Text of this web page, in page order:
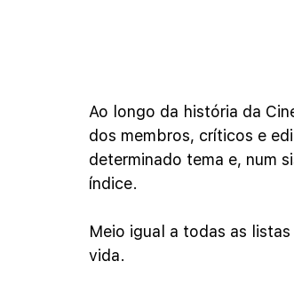
Ao longo da história da
dos membros, críticos e
determinado tema e, num
índice.
Meio igual a todas as
vida.